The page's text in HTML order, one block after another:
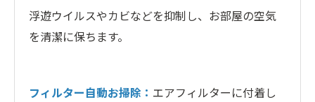
浮遊ウイルスやカビなどを抑制し、お部屋の空気
を清潔に保ちます。
フィルター自動お掃除： エアフィルターに付着し